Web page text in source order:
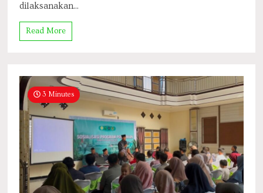
dilaksanakan...
Read More
3 Minutes